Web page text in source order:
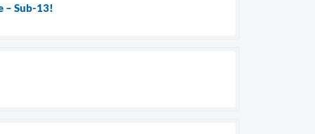
– Sub-13!